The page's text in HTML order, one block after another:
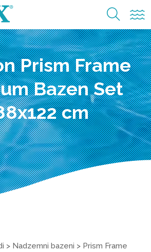
Prism Frame
Bazen Set
cm
> Nadzemni bazeni > Prism Frame